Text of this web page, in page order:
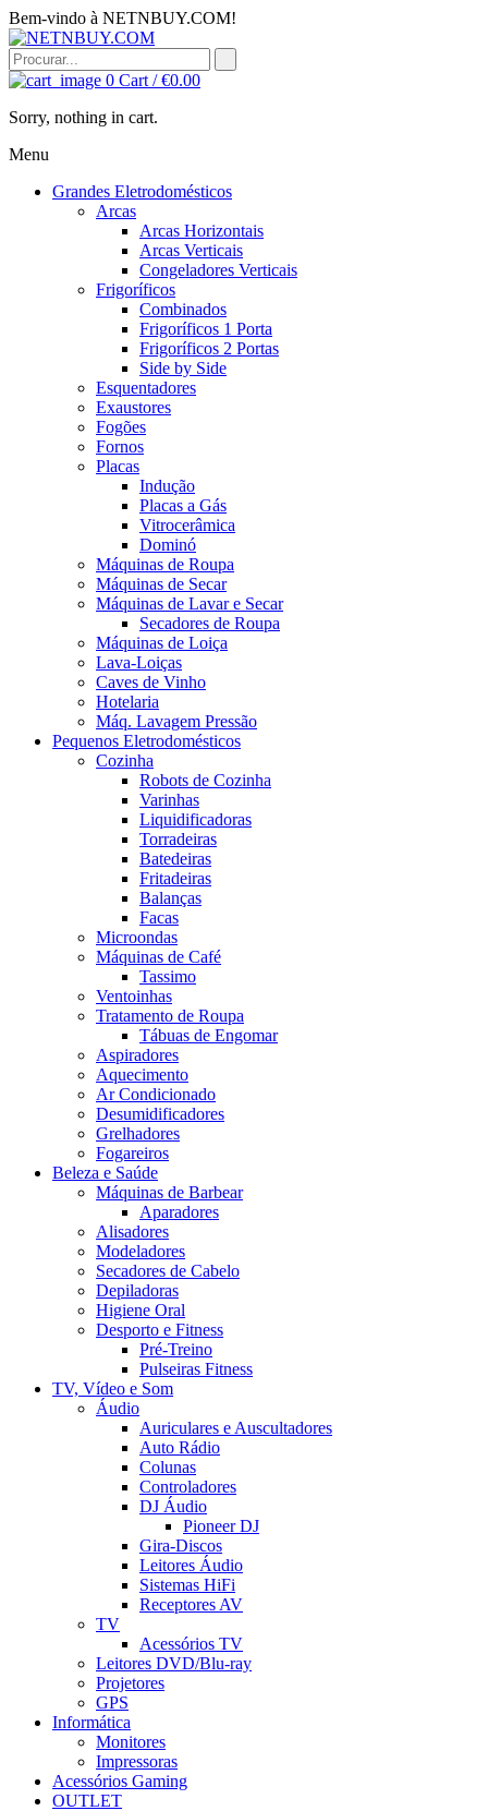
Bem-vindo à NETNBUY.COM!
0 Cart /€0.00
Sorry, nothing in cart.
Menu
Grandes Eletrodomésticos
Arcas
Arcas Horizontais
Arcas Verticais
Congeladores Verticais
Frigoríficos
Combinados
Frigoríficos 1 Porta
Frigoríficos 2 Portas
Side by Side
Esquentadores
Exaustores
Fogões
Fornos
Placas
Indução
Placas a Gás
Vitrocerâmica
Dominó
Máquinas de Roupa
Máquinas de Secar
Máquinas de Lavar e Secar
Secadores de Roupa
Máquinas de Loiça
Lava-Loiças
Caves de Vinho
Hotelaria
Máq. Lavagem Pressão
Pequenos Eletrodomésticos
Cozinha
Robots de Cozinha
Varinhas
Liquidificadoras
Torradeiras
Batedeiras
Fritadeiras
Balanças
Facas
Microondas
Máquinas de Café
Tassimo
Ventoinhas
Tratamento de Roupa
Tábuas de Engomar
Aspiradores
Aquecimento
Ar Condicionado
Desumidificadores
Grelhadores
Fogareiros
Beleza e Saúde
Máquinas de Barbear
Aparadores
Alisadores
Modeladores
Secadores de Cabelo
Depiladoras
Higiene Oral
Desporto e Fitness
Pré-Treino
Pulseiras Fitness
TV, Vídeo e Som
Áudio
Auriculares e Auscultadores
Auto Rádio
Colunas
Controladores
DJ Áudio
Pioneer DJ
Gira-Discos
Leitores Áudio
Sistemas HiFi
Receptores AV
TV
Acessórios TV
Leitores DVD/Blu-ray
Projetores
GPS
Informática
Monitores
Impressoras
Acessórios Gaming
OUTLET